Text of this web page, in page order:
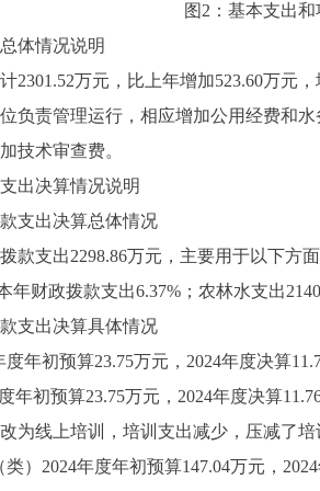
图2：基本支出
体情况说明
万元，比上年增加523.60万元
负责管理运行，相应增加公用经费和
技术审查费。
出决算情况说明
支出决算总体情况
支出2298.86万元，主要用于以下方
年财政拨款支出6.37%；农林水支出
支出决算具体情况
初预算23.75万元，2024年度决算
初预算23.75万元，2024年度决算
为线上培训，培训支出减少，压减了培
2024年度年初预算147.04万元，2024